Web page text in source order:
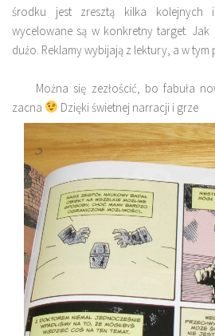
środku jest zresztą kilka kolejnych
wycelowane są w konkretny target.
dużo. Reklamy wybijają z lektury, a w tym
Można się zezłościć, bo fabuła
zacna
Dzięki świetnej narracji i grze